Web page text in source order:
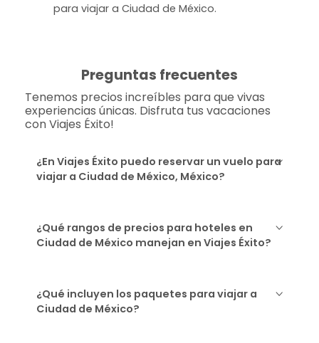
para viajar a Ciudad de México.
Preguntas frecuentes
Tenemos precios increíbles para que vivas
experiencias únicas. Disfruta tus vacaciones
con Viajes Éxito!
¿En Viajes Éxito puedo reservar un vuelo para
viajar a Ciudad de México, México?
¿Qué rangos de precios para hoteles en
Ciudad de México manejan en Viajes Éxito?
¿Qué incluyen los paquetes para viajar a
Ciudad de México?